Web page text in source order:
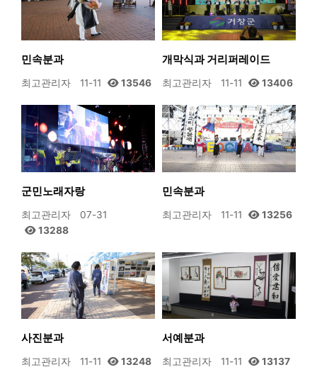
민속분과
최고관리자 11-11 13546
개막식과 거리퍼레이드
최고관리자 11-11 13406
군민노래자랑
최고관리자
07-31
13288
민속분과
최고관리자 11-11 13256
사진분과
최고관리자 11-11 13248
서예분과
최고관리자 11-11 13137